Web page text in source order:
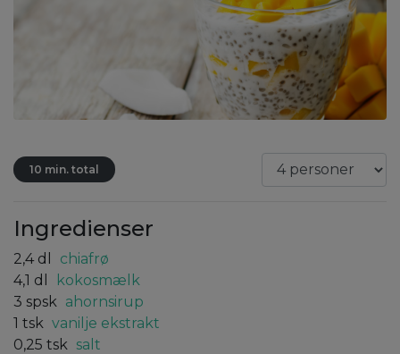
10 min. total
Ingredienser
2,4 dl
chiafrø
4,1 dl
kokosmælk
3 spsk ahornsirup
1 tsk vanilje ekstrakt
0,25 tsk salt